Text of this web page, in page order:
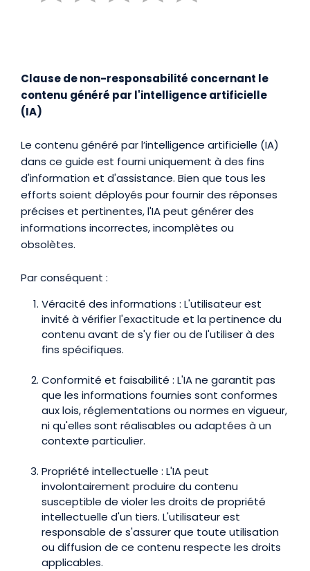
Clause de non-responsabilité concernant le
contenu généré par l'intelligence artificielle
(IA)
Le contenu généré par l’intelligence artificielle (IA)
dans ce guide est fourni uniquement à des fins
d'information et d'assistance. Bien que tous les
efforts soient déployés pour fournir des réponses
précises et pertinentes, l'IA peut générer des
informations incorrectes, incomplètes ou
obsolètes.
Par conséquent :
Véracité des informations : L'utilisateur est
invité à vérifier l'exactitude et la pertinence du
contenu avant de s'y fier ou de l'utiliser à des
fins spécifiques.
Conformité et faisabilité : L'IA ne garantit pas
que les informations fournies sont conformes
aux lois, réglementations ou normes en vigueur,
ni qu'elles sont réalisables ou adaptées à un
contexte particulier.
Propriété intellectuelle : L'IA peut
involontairement produire du contenu
susceptible de violer les droits de propriété
intellectuelle d'un tiers. L'utilisateur est
responsable de s'assurer que toute utilisation
ou diffusion de ce contenu respecte les droits
applicables.